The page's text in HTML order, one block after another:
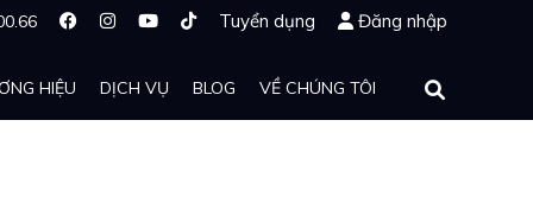
Tuyển dụng Đăng nhập
HIỆU DỊCH VỤ BLOG VỀ CHÚNG TÔI